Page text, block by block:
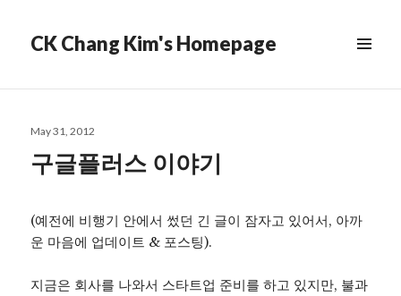
CK Chang Kim's Homepage
Posted
May 31, 2012
구글플러스 이야기
(예전에 비행기 안에서 썼던 긴 글이 잠자고 있어서, 아까
운 마음에 업데이트 & 포스팅).
지금은 회사를 나와서 스타트업 준비를 하고 있지만, 불과